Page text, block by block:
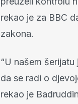
rekao je za BBC
zakona.
“U našem
da se radi o
rekao je